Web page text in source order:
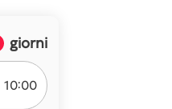
giorni
10:00